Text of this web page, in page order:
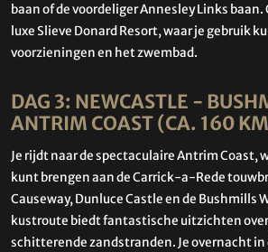
baan of de voordeliger Annesley Links
luxe Slieve Donard Resort, waar je gebruik
voorzieningen en het zwembad.
DAG 3: NEWCASTLE -
ANTRIM COAST (CA. 160
Je rijdt naar de spectaculaire Antrim Coast,
kunt brengen aan de Carrick-a-Rede
Causeway, Dunluce Castle en de Bushmills
kustroute biedt fantastische uitzichten
schitterende zandstranden. Je overnacht in